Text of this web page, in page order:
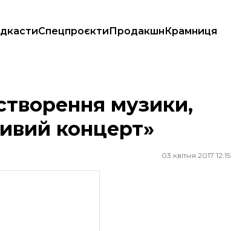
СпецпроєктиПродакшнКрамниця
музики,
концерт»
03 квітня 2017 12:15